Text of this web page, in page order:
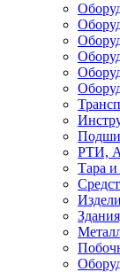
РТИ,
Тара и